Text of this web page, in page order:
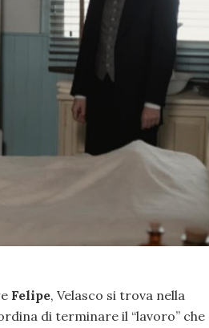
Felipe, Velasco si trova nella
di terminare il “lavoro” che